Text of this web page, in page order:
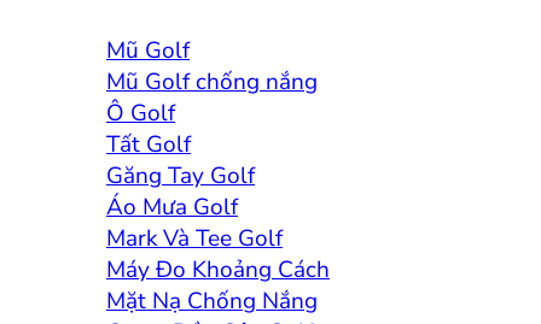
Mũ Golf
Mũ Golf chống nắng
Ô Golf
Tất Golf
Găng Tay Golf
Áo Mưa Golf
Mark Và Tee Golf
Máy Đo Khoảng Cách
Mặt Nạ Chống Nắng